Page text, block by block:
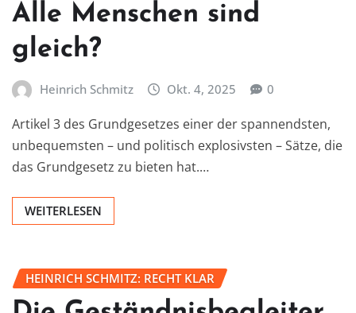
Alle Menschen sind
gleich?
Heinrich Schmitz Okt. 4, 2025 0
Artikel 3 des Grundgesetzes einer der spannendsten,
unbequemsten – und politisch explosivsten – Sätze, die
das Grundgesetz zu bieten hat.…
WEITERLESEN
HEINRICH SCHMITZ: RECHT KLAR